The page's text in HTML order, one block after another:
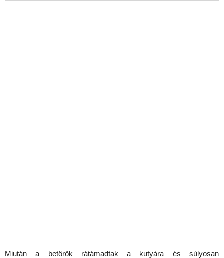
Miután a betörők rátámadtak a kutyára és súlyosan